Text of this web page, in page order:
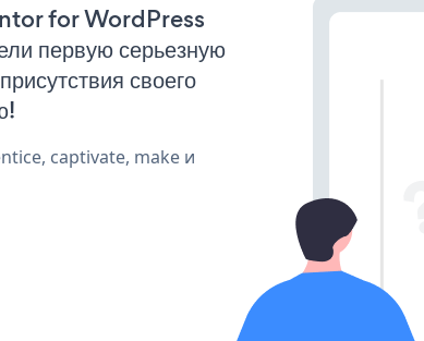
for WordPress
первую серьезную
своего
captivate, make и